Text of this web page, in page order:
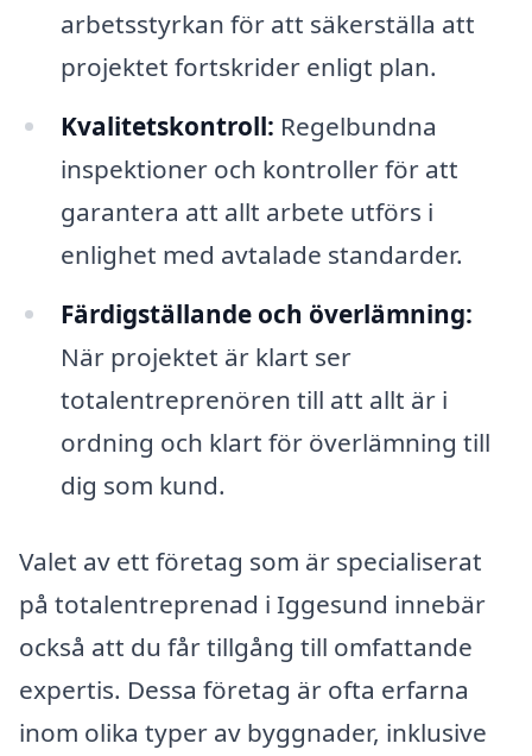
arbetsstyrkan för att säkerställa att
projektet fortskrider enligt plan.
Kvalitetskontroll: Regelbundna
inspektioner och kontroller för att
garantera att allt arbete utförs i
enlighet med avtalade standarder.
Färdigställande och överlämning:
När projektet är klart ser
totalentreprenören till att allt är i
ordning och klart för överlämning till
dig som kund.
Valet av ett företag som är specialiserat
på totalentreprenad i Iggesund innebär
också att du får tillgång till omfattande
expertis. Dessa företag är ofta erfarna
inom olika typer av byggnader, inklusive